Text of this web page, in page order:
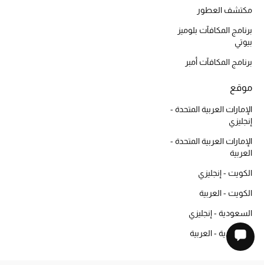
مكتشف العطور
برنامج المكافآت بلوميز
بيوتي
برنامج المكافآت أمبر
موقع
الإمارات العربية المتحدة -
إنجليزي
الإمارات العربية المتحدة -
العربية
الكويت - إنجليزي
الكويت - العربية
السعودية - إنجليزي
السعودية - العربية